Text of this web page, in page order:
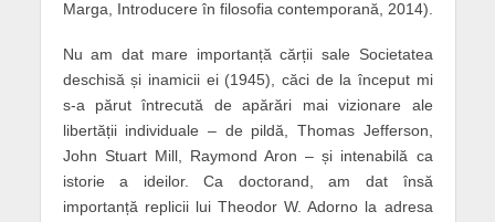
Marga, Introducere în filosofia contemporană, 2014).
Nu am dat mare importanță cărții sale Societatea
deschisă și inamicii ei (1945), căci de la început mi
s-a părut întrecută de apărări mai vizionare ale
libertății individuale – de pildă, Thomas Jefferson,
John Stuart Mill, Raymond Aron – și intenabilă ca
istorie a ideilor. Ca doctorand, am dat însă
importanță replicii lui Theodor W. Adorno la adresa